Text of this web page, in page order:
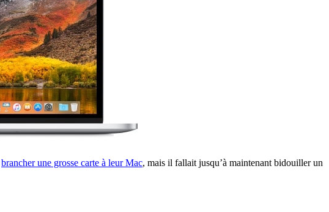
brancher une grosse carte à leur Mac, mais il fallait jusqu’à maintenant bidouiller un